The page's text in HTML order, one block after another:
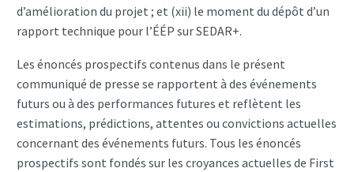
d’amélioration du projet ; et (xii) le moment du dépôt d’un
rapport technique pour l’ÉÉP sur SEDAR+.
Les énoncés prospectifs contenus dans le présent
communiqué de presse se rapportent à des événements
futurs ou à des performances futures et reflètent les
estimations, prédictions, attentes ou convictions actuelles
concernant des événements futurs. Tous les énoncés
prospectifs sont fondés sur les croyances actuelles de First